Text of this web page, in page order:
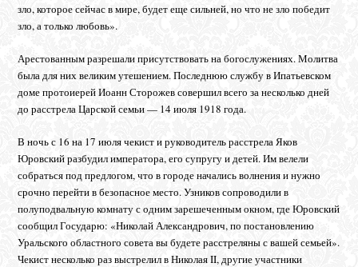
зло, которое сейчас в мире, будет еще сильней, но что не зло победит
зло, а только любовь».
Арестованным разрешали присутствовать на богослужениях. Молитва
была для них великим утешением. Последнюю службу в Ипатьевском
доме протоиерей Иоанн Сторожев совершил всего за несколько дней
до расстрела Царской семьи — 14 июля 1918 года.
В ночь с 16 на 17 июля чекист и руководитель расстрела Яков
Юровский разбудил императора, его супругу и детей. Им велели
собраться под предлогом, что в городе начались волнения и нужно
срочно перейти в безопасное место. Узников сопроводили в
полуподвальную комнату с одним зарешеченным окном, где Юровский
сообщил Государю: «Николай Александрович, по постановлению
Уральского областного совета вы будете расстреляны с вашей семьей».
Чекист несколько раз выстрелил в Николая II, другие участники